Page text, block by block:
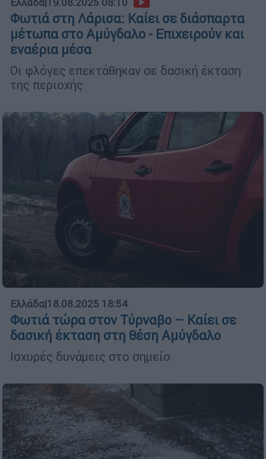
Φωτιά στη Λάρισα: Καίει σε διάσπαρτα
μέτωπα στο Αμύγδαλο - Επιχειρούν και
εναέρια μέσα
Οι φλόγες επεκτάθηκαν σε δασική έκταση
της περιοχής
Ελλάδα|18.08.2025 18:54
Φωτιά τώρα στον Τύρναβο – Καίει σε
δασική έκταση στη θέση Αμύγδαλο
Ισχυρές δυνάμεις στο σημείο